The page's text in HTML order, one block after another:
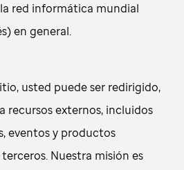
red informática mundial
en general.
usted puede ser redirigido,
recursos externos, incluidos
eventos y productos
Nuestra misión es